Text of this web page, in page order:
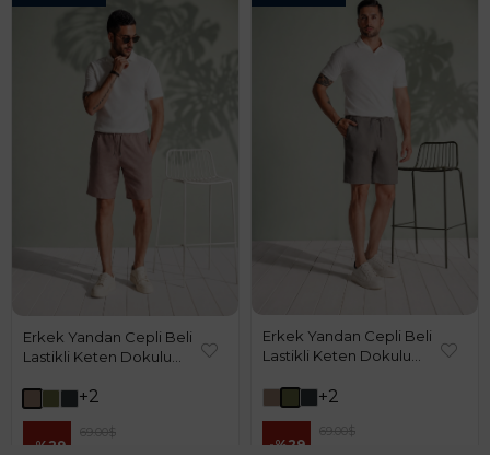
Erkek Yandan Cepli Beli
Lastikli Keten Dokulu
Vizon
+2
%29
69.00$
Erkek Yandan Cepli Beli
Lastikli Keten Dokulu
+2
%29
69.00$